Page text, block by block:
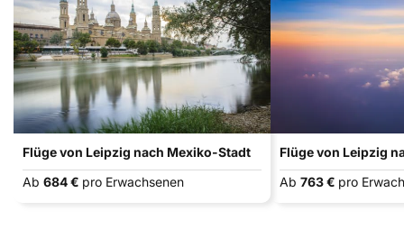
Flüge von Leipzig nach Mexiko-Stadt
Ab 684 € pro Erwachsenen
Flüge von Leipzig
Ab 763 € pro